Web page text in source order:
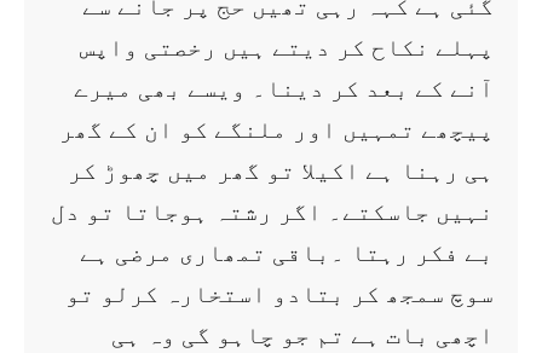
پہلے نکاح کر دیتے ہیں رخصتی واپس
آنے کے بعد کر دینا۔ ویسے بھی میرے
پیچھے تمہیں اور ملنگے کو ان کے گھر
ہی رہنا ہے اکیلا تو گھر میں چھوڑ کر
نہیں جاسکتے۔ اگر رشتہ ہوجاتا تو دل
بے فکر رہتا ۔باقی تمھاری مرضی ہے
سوچ سمجھ کر بتادو استخارہ کرلو تو
اچھی بات ہے تم جو چاہو گی وہ ہی